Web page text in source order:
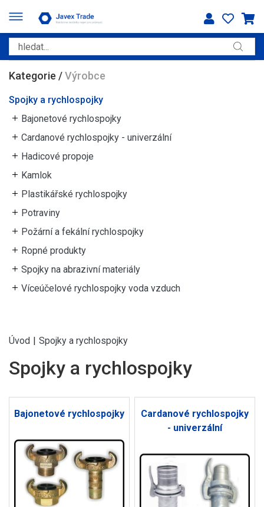
Kategorie /Výrobce
Spojky a rychlospojky
Bajonetové rychlospojky
Cardanové rychlospojky - univerzální
Hadicové propoje
Kamlok
Plastikářské rychlospojky
Potraviny
Požární a fekální rychlospojky
Ropné produkty
Spojky na abrazivní materiály
Víceúčelové rychlospojky voda vzduch
Úvod | Spojky a rychlospojky
Spojky a rychlospojky
Bajonetové rychlospojky
Cardanové rychlospojky
- univerzální